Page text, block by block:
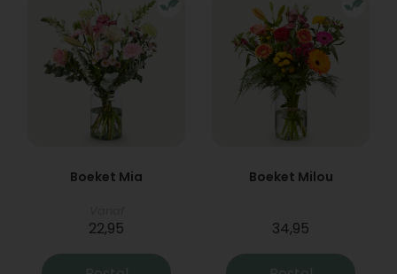
Boeket Mia
22,95
Boeket Milou
34,95